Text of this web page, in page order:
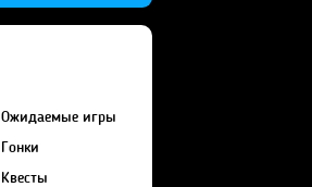
Ожидаемые игры
Гонки
Квесты